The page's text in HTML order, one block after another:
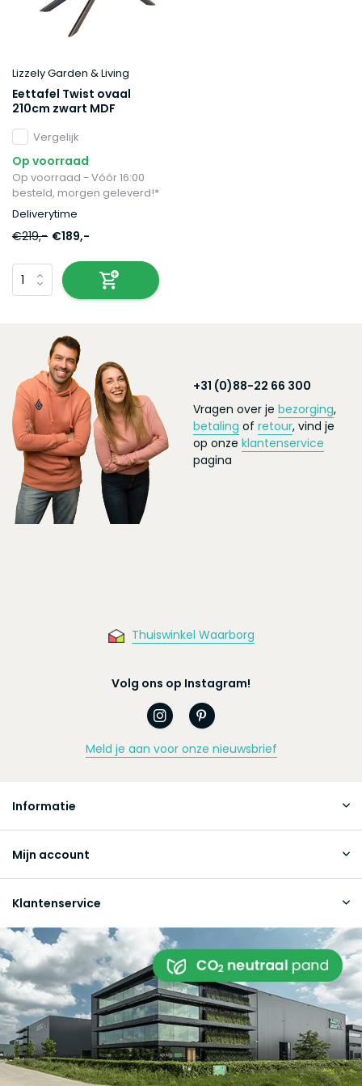
Lizzely Garden & Living
Eettafel Twist ovaal
210cm zwart MDF
Vergelijk
Op voorraad
Op voorraad - Vóór 16:00
besteld, morgen geleverd!*
Deliverytime
€219,- €189,-
+31 (0)88-22 66 300
Vragen over je bezorging,
betaling of retour, vind je
op onze klantenservice
pagina
Thuiswinkel Waarborg
Volg ons op Instagram!
Meld je aan voor onze nieuwsbrief
Informatie
Mijn account
Klantenservice